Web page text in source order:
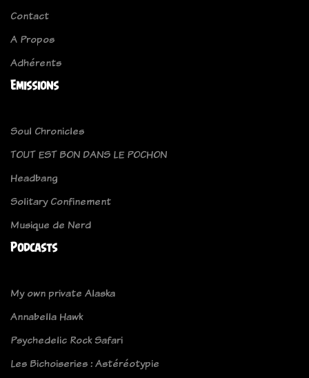
Contact
A Propos
Adhérents
Emissions
Soul Chronicles
TOUT EST BON DANS LE POCHON
Headbang
Solitary Confinement
Musique de Nerd
Podcasts
My own private Alaska
Annabella Hawk
Psychedelic Rock Safari
Les Bichoiseries : Astéréotypie